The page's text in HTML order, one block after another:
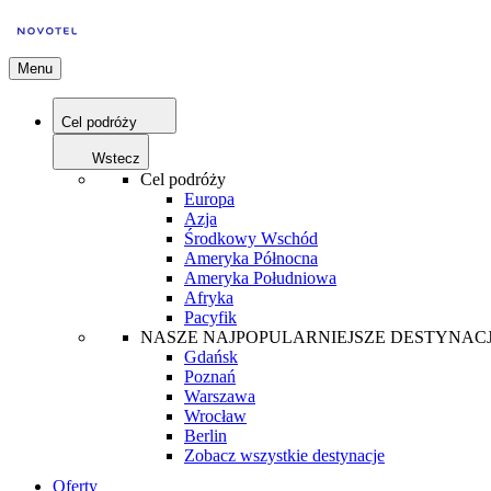
Menu
Cel podróży
Wstecz
Cel podróży
Europa
Azja
Środkowy Wschód
Ameryka Północna
Ameryka Południowa
Afryka
Pacyfik
NASZE NAJPOPULARNIEJSZE
Gdańsk
Poznań
Warszawa
Wrocław
Berlin
Zobacz wszystkie destynacje
Oferty